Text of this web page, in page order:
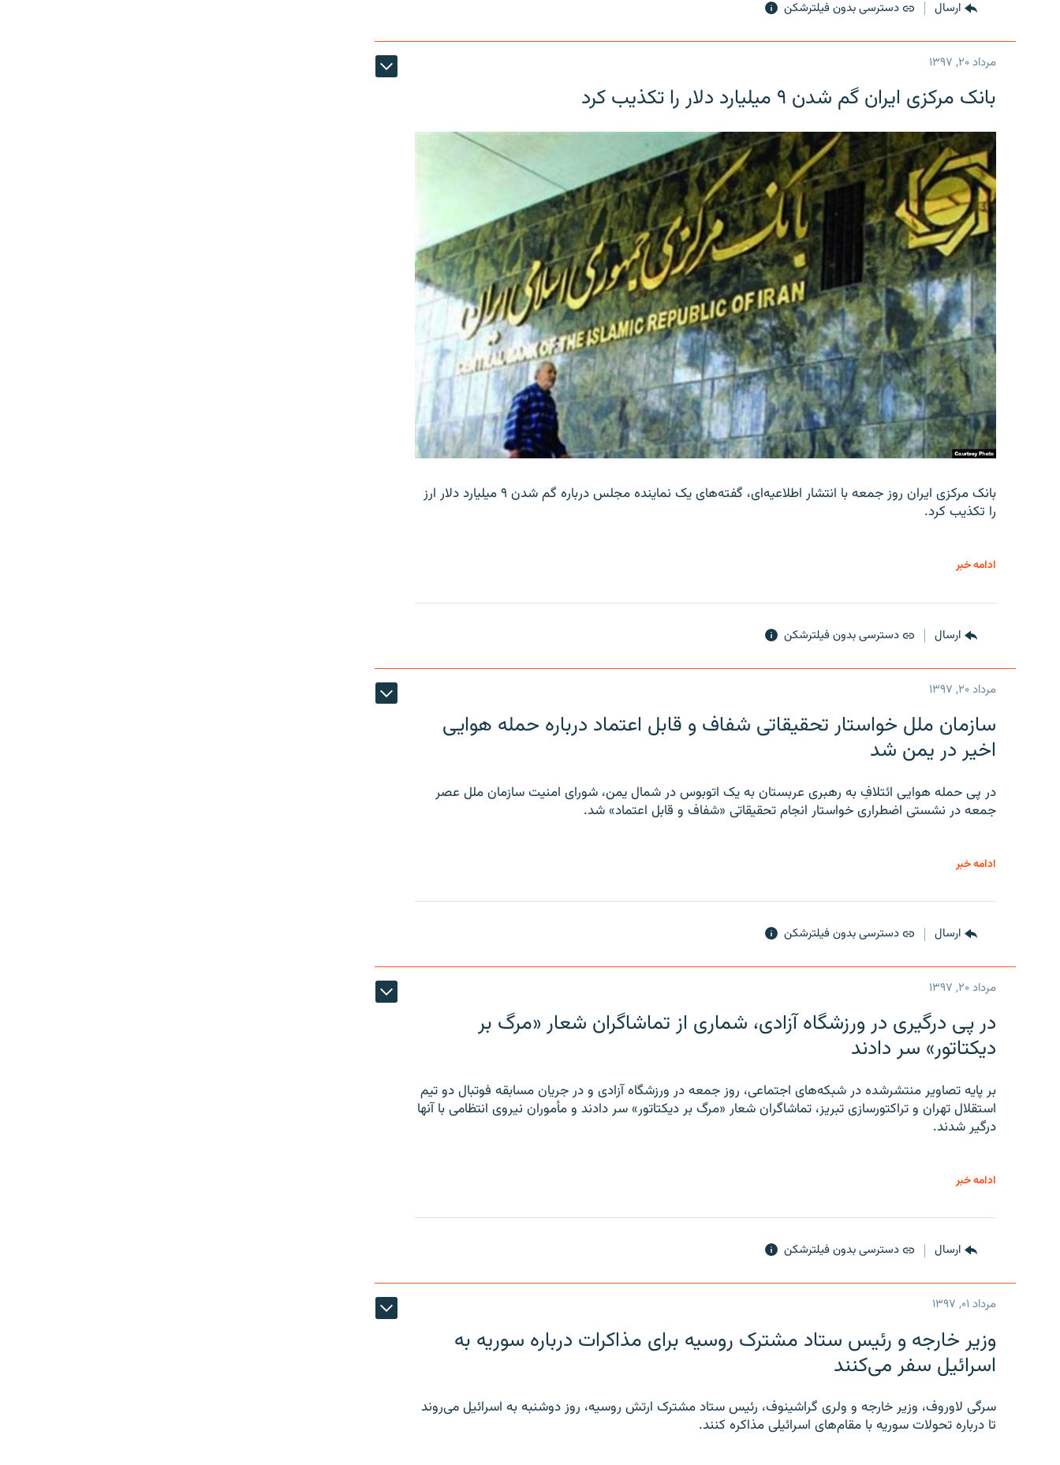
ارسال دسترسی بدون فیلترشکن
مرداد ۲۰, ۱۳۹۷
بانک مرکزی ایران گم شدن ۹ میلیارد دلار را تکذیب کرد
بانک مرکزی ایران روز جمعه با انتشار اطلاعیه‌ای، گفته‌های یک نماینده مجلس درباره گم شدن ۹ میلیارد دلار ارز
را تکذیب کرد.
ادامه خبر
ارسال دسترسی بدون فیلترشکن
مرداد ۲۰, ۱۳۹۷
سازمان ملل خواستار تحقیقاتی شفاف و قابل اعتماد درباره حمله هوایی
اخیر در یمن شد
در پی حمله هوایی ائتلافِ به رهبری عربستان به یک اتوبوس در شمال یمن، شورای امنیت سازمان ملل عصر
جمعه در نشستی اضطراری خواستار انجام تحقیقاتی «شفاف و قابل اعتماد» شد.
ادامه خبر
ارسال دسترسی بدون فیلترشکن
مرداد ۲۰, ۱۳۹۷
در پی درگیری در ورزشگاه آزادی، شماری از تماشاگران شعار «مرگ بر
دیکتاتور» سر دادند
بر پایه تصاویر منتشرشده در شبکه‌های اجتماعی، روز جمعه در ورزشگاه آزادی و در جریان مسابقه فوتبال دو تیم
استقلال تهران و تراکتورسازی تبریز، تماشاگران شعار «مرگ بر دیکتاتور» سر دادند و مأموران نیروی انتظامی با آنها
درگیر شدند.
ادامه خبر
ارسال دسترسی بدون فیلترشکن
مرداد ۰۱, ۱۳۹۷
وزیر خارجه و رئیس‌ ستاد مشترک روسیه برای مذاکرات درباره سوریه به
اسرائیل سفر می‌کنند
سرگی لاوروف، وزیر خارجه و ولری گراشینوف، رئیس ستاد مشترک ارتش روسیه، روز دوشنبه به اسرائیل می‌روند
تا درباره تحولات سوریه با مقام‌های اسرائیلی مذاکره کنند.